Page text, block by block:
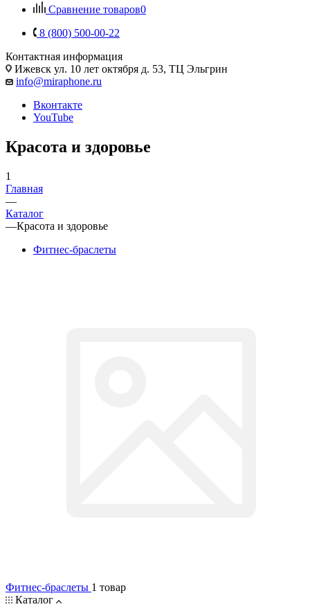
Сравнение товаров0
8 (800) 500-00-22
Контактная информация
Ижевск ул. 10 лет октября д. 53, ТЦ Эльгрин
info@miraphone.ru
Вконтакте
YouTube
Красота и здоровье
1
Главная
—
Каталог
—Красота и здоровье
Фитнес-браслеты
Фитнес-браслеты 1 товар
Каталог